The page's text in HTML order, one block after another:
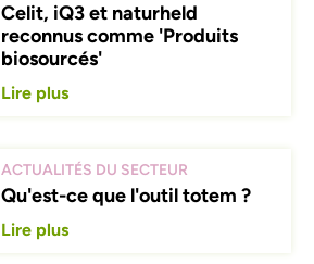
Celit, iQ3 et naturheld
reconnus comme 'Produits
biosourcés'
Lire plus
ACTUALITÉS DU SECTEUR
Qu'est-ce que l'outil totem ?
Lire plus